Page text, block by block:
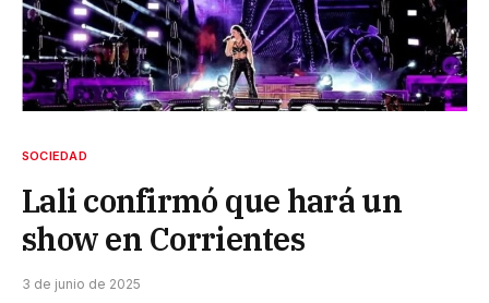
SOCIEDAD
Lali confirmó que hará un
show en Corrientes
3 de junio de 2025